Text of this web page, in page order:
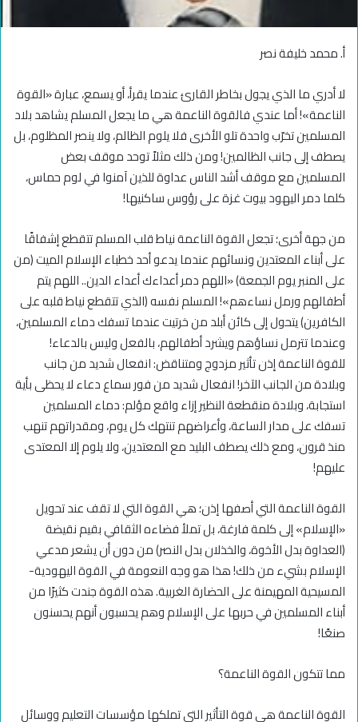
أ. محمد خليفة نصر
لا أدري ما الذي يجول بخاطر القارئ عندما يقرأ، أو يسمع، عبارة «القوة
الناعمة»! أما عندي فالقوة الناعمة هي ما يجعل المسلم يشاهد بلاد
المسلمين تخرّب واحدة تلو الأخرى فلا يلوم الظالم، ولا ينصر المظلوم، بل
يصطف إلى جانب الظالمين! ومن ذلك مثلاً توحد موقف بعض
المسلمين مع موقف أشد الناس عداوة للذين آمنوا في لوم حماس،
كلما دمر اليهود بيوت غزة على رؤوس ساكنيها!
من جهة أخرى؛ تجعل القوة الناعمة نياط قلب المسلم تتقطع إشفاقًا
على أبناء المعتدين ونسائهم عندما يدعو أحد خطباء الإسلام الميت (من
على المنبر يوم الجمعة) «اللهم دمر أعداءك أعداء الدين.. اللهم يتم
أطفالهم ورمل نساءهم»! المسلم نفسه (الذي تتقطع نياط قلبه على
الكافرين) يتحول إلى كائن أبلد من خرتيت عندما تسفك دماء المسلمين،
وعندما تترمل نساؤهم ويشرد أطفالهم، بالفعل وليس بالدعاء!
للقوة الناعمة إذن تأثير مزدوج ومتناقض: انفعال شديد من جانب
وبلادة من الجانب الآخر! انفعال شديد من فور سماع دعاء لا يحظى بأية
استجابة، وبلادة منقطعة النظير إزاء واقع مؤلم: دماء المسلمين
تسفك على مدار الساعة، وأعراضهم تنتهك كل يوم، ومقدراتهم تنهب
منذ قرون، ومع ذلك يصطف البليد مع المعتدين، ولا يلوم إلا المعتدى
عليهم!
القوة الناعمة التي أصفها إذن؛ هي القوة التي لا تقف عند تحويل
«الإسلام» إلى كلمة فارغة، بل تملأ فضاءه الثقافي بقيم نقيضة
(العداوة بدل الأخوة، والخذلان بدل النصر) من دون أن يشعر مدعي
الإسلام بشيء من ذلك! هذا هو وجه النعومة في القوة اليهودية-
المسيحية المهيمنة على الحضارة الغربية. هذه القوة جندت كثيرًا من
أبناء المسلمين في حربها على الإسلام وهم يحسبون أنهم يحسنون
صنعًا!
مما تتكون القوة الناعمة؟
القوة الناعمة هي قوة التأثير التي تملكها مؤسسات التعليم ووسائل